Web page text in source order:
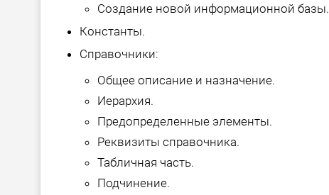
Создание новой информационной базы.
Константы.
Справочники:
Общее описание и назначение.
Иерархия.
Предопределенные элементы.
Реквизиты справочника.
Табличная часть.
Подчинение.